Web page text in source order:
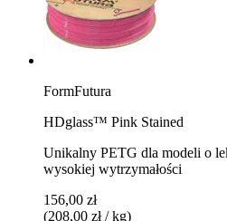
FormFutura
HDglass™ Pink Stained
Unikalny PETG dla modeli o
wysokiej wytrzymałości
156,00 zł
(208,00 zł / kg)